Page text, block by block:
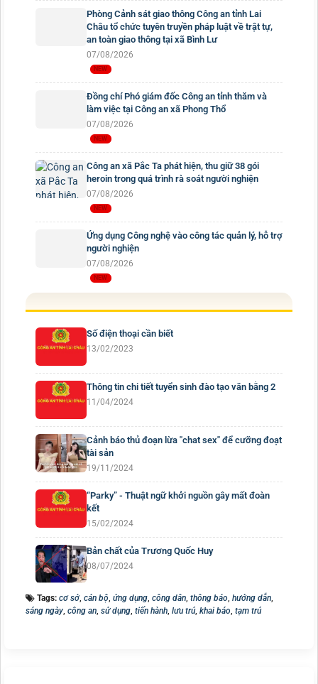
Phòng Cảnh sát giao thông Công an tỉnh Lai
Châu tổ chức tuyên truyền pháp luật về trật tự,
an toàn giao thông tại xã Bình Lư
07/08/2026
Đồng chí Phó giám đốc Công an tỉnh thăm và
làm việc tại Công an xã Phong Thổ
07/08/2026
Công an xã Pắc Ta phát hiện, thu giữ 38 gói
heroin trong quá trình rà soát người nghiện
07/08/2026
Ứng dụng Công nghệ vào công tác quản lý, hỗ trợ
người nghiện
07/08/2026
Số điện thoại cần biết
13/02/2023
Thông tin chi tiết tuyển sinh đào tạo văn bằng 2
11/04/2024
Cảnh báo thủ đoạn lừa "chat sex" để cưỡng đoạt
tài sản
19/11/2024
“Parky” - Thuật ngữ khởi nguồn gây mất đoàn
kết
15/02/2024
Bản chất của Trương Quốc Huy
08/07/2024
Tags: cơ sở, cán bộ ứng dụng công dân thông báo hướng dẫn
sáng ngày công an sử dụng tiến hành lưu trú, khai báo tạm trú